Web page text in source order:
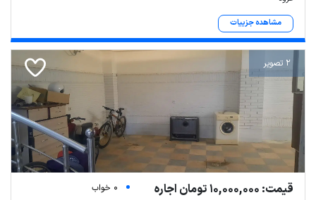
مشاهده جزییات
2 تصویر
قیمت: 10,000,000 تومان اجاره
0 خواب